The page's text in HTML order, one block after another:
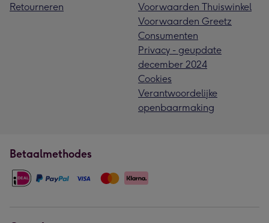
Retourneren
Voorwaarden Thuiswinkel
Voorwaarden Greetz
Consumenten
Privacy - geupdate
december 2024
Cookies
Verantwoordelijke
openbaarmaking
Betaalmethodes